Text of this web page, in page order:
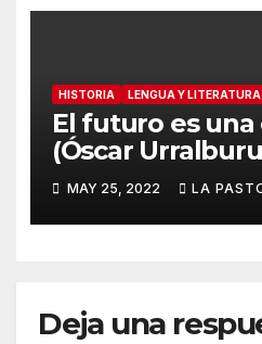
HISTORIA LENGUA Y LITERATURA
El futuro es
(Óscar
Graduación-
MAY 25, 2022 LA
Deja una